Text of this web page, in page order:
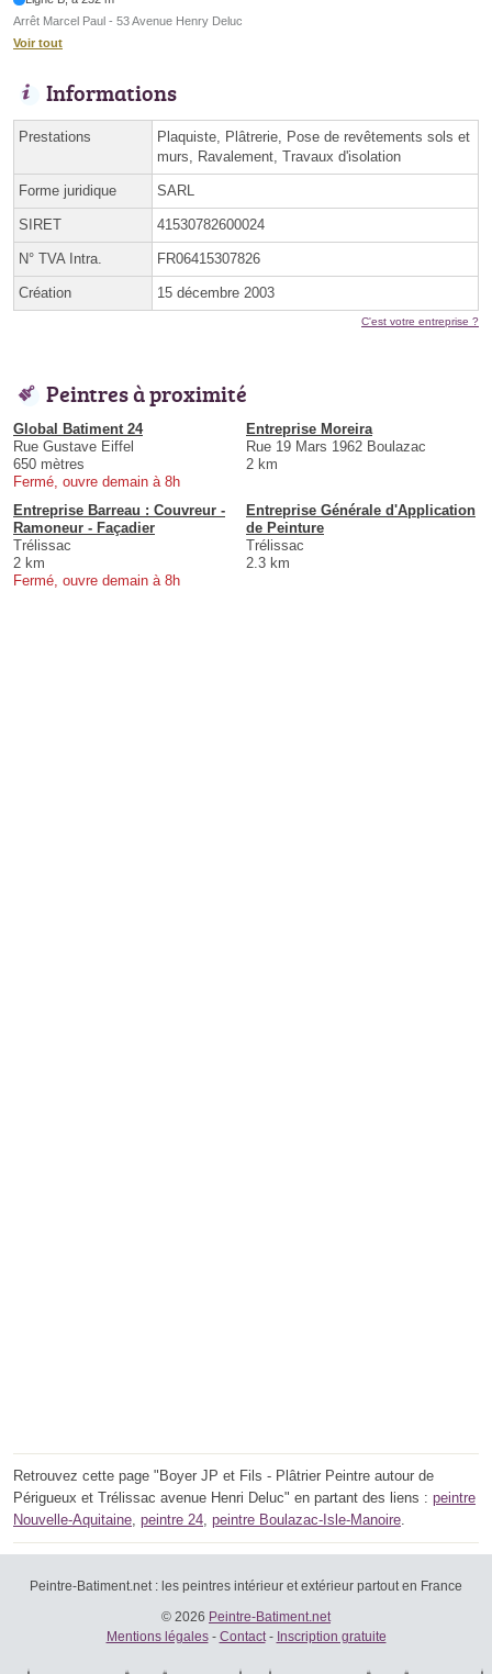
Arrêt Marcel Paul - 53 Avenue Henry Deluc
Voir tout
Informations
Prestations
Plaquiste, Plâtrerie, Pose de revêtements sols et
murs, Ravalement, Travaux d'isolation
Forme juridique SARL
SIRET 41530782600024
N° TVA Intra. FR06415307826
Création 15 décembre 2003
C'est votre entreprise ?
Peintres à proximité
Global Batiment 24
Rue Gustave Eiffel
650 mètres
Fermé, ouvre demain à 8h
Entreprise Moreira
Rue 19 Mars 1962 Boulazac
2 km
Entreprise Barreau : Couvreur -
Ramoneur - Façadier
Trélissac
2 km
Fermé, ouvre demain à 8h
Entreprise Générale d'Application
de Peinture
Trélissac
2.3 km
Retrouvez cette page "Boyer JP et Fils - Plâtrier Peintre autour de
Périgueux et Trélissac avenue Henri Deluc" en partant des liens : peintre
Nouvelle-Aquitaine, peintre 24, peintre Boulazac-Isle-Manoire.
Peintre-Batiment.net : les peintres intérieur et extérieur partout en France
© 2026 Peintre-Batiment.net
Mentions légales- Contact- Inscription gratuite